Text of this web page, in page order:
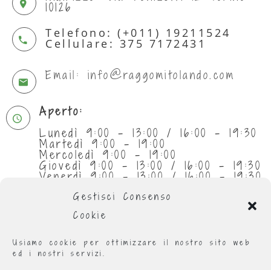
Gestisci Consenso
Cookie
Usiamo cookie per ottimizzare il nostro sito web
ed i nostri servizi.
10126
Telefono: (+011) 19211524
Cellulare: 375 7172431
Email: info@raggomitolando.com
Aperto:
Lunedì 9:00 - 13:00 / 16:00 - 19:30
Martedì 9:00 - 19:00
Mercoledì 9:00 - 19:00
Giovedì 9:00 - 13:00 / 16:00 - 19:30
Venerdì 9:00 - 13:00 / 16:00 - 19:30